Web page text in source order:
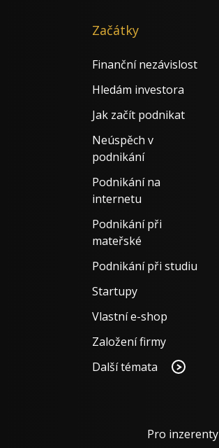
Začátky
Finanční nezávislost
Hledám investora
Jak začít podnikat
Neúspěch v
podnikání
Podnikání na
internetu
Podnikání při
mateřské
Podnikání při studiu
Startupy
Vlastní e-shop
Založení firmy
Další témata
Pro inzerenty